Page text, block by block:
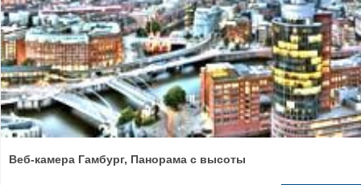
Веб-камера Гамбург, Панорама с высоты